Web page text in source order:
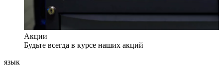
Акции
Будьте всегда в курсе наших акций
язык